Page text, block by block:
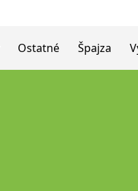
Ostatné Špajza